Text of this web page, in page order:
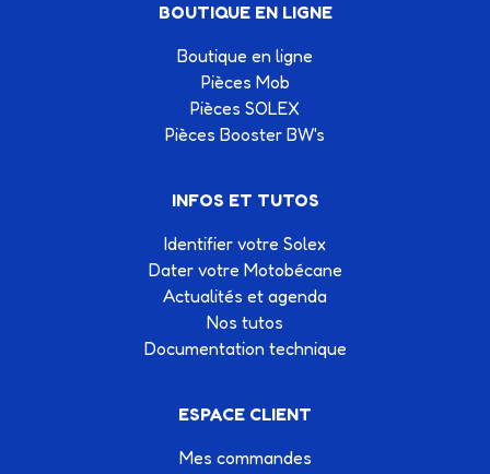
BOUTIQUE EN LIGNE
Boutique en ligne
Pièces Mob
Pièces SOLEX
Pièces Booster BW's
INFOS ET TUTOS
Identifier votre Solex
Dater votre Motobécane
Actualités et agenda
Nos tutos
Documentation technique
ESPACE CLIENT
Mes commandes